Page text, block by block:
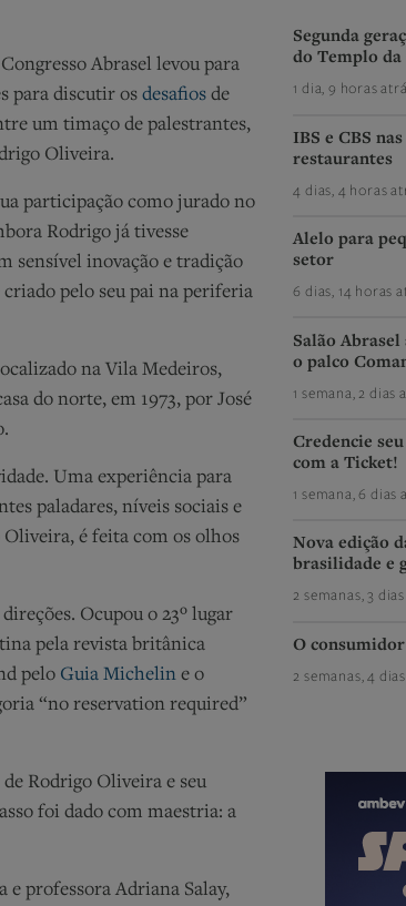
Abrasel levou para
para discutir os desafios de
um timaço de palestrantes,
Oliveira.
participação como jurado no
Rodrigo já tivesse
sensível inovação e tradição
pelo seu pai na periferia
na Vila Medeiros,
do norte, em 1973, por José
Uma experiência para
paladares, níveis sociais e
é feita com os olhos
Ocupou o 23º lugar
pela revista britânica
pelo Guia Michelin e o
“no reservation required”
Rodrigo Oliveira e seu
foi dado com maestria: a
e professora Adriana Salay,
Segunda
do Templo da
1 dia, 9 horas
IBS e CBS
restaurantes
4 dias, 4 horas
Alelo para
setor
6 dias, 14 horas
Salão
o palco
1 semana, 2 dias
Credencie
com a Ticket!
1 semana, 6 dias
Nova edição
brasilidade e
2 semanas, 3
O
2 semanas, 4